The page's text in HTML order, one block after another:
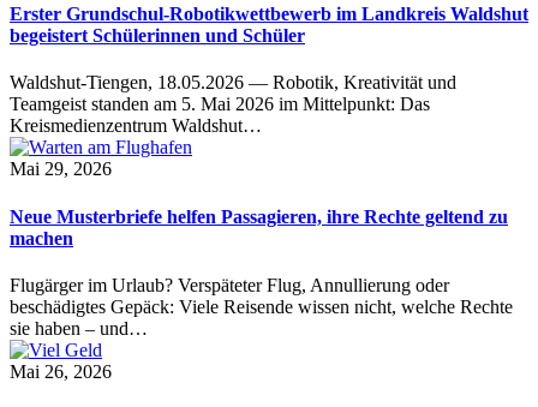
Erster Grundschul-Robotikwettbewerb im Landkreis Waldshut
begeistert Schülerinnen und Schüler
Waldshut-Tiengen, 18.05.2026 — Robotik, Kreativität und
Teamgeist standen am 5. Mai 2026 im Mittelpunkt: Das
Kreismedienzentrum Waldshut…
Mai 29, 2026
Neue Musterbriefe helfen Passagieren, ihre Rechte geltend zu
machen
Flugärger im Urlaub? Verspäteter Flug, Annullierung oder
beschädigtes Gepäck: Viele Reisende wissen nicht, welche Rechte
sie haben – und…
Mai 26, 2026